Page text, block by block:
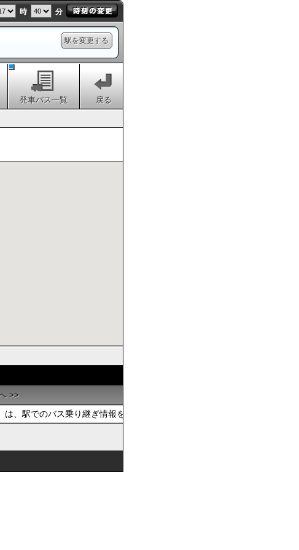
時 分
駅を変更する
発車バス一覧 戻る
>>
、駅でのバス乗り継ぎ情報を提供しています。おでかけの際は、公共交通